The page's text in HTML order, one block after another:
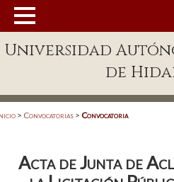
Enlaces
Patronato
Universidad
de
> Convocatorias > Convocatoria
Acta de Junta de